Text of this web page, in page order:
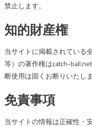
禁止します。
知的財産権
当サイトに掲載されている
等）の著作権はcatch-
断使用は固くお断りいたしま
免責事項
当サイトの情報は正確性・